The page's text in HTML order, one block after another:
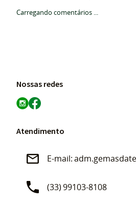
Carregando comentários ...
Nossas redes
Atendimento
(33)99103-8108